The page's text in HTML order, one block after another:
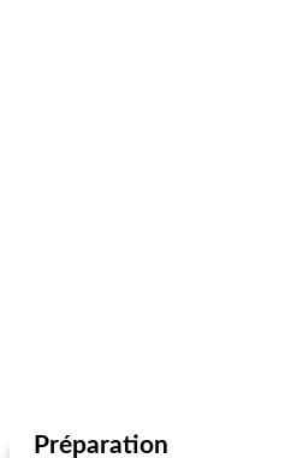
Préparation